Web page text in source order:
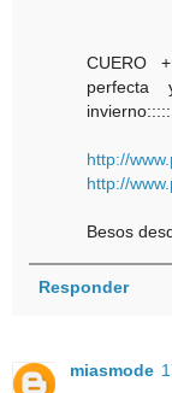
CUERO
perfecta
invierno:::::
http://
http://
Besos
Responder
miasmode